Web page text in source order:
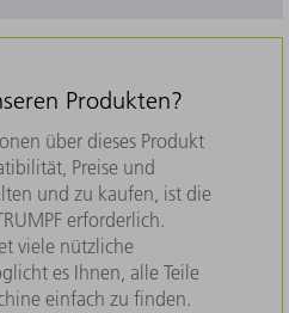
Produkten?
über dieses Produkt
Preise und
und zu kaufen, ist die
erforderlich.
viele nützliche
es Ihnen, alle Teile
einfach zu finden.